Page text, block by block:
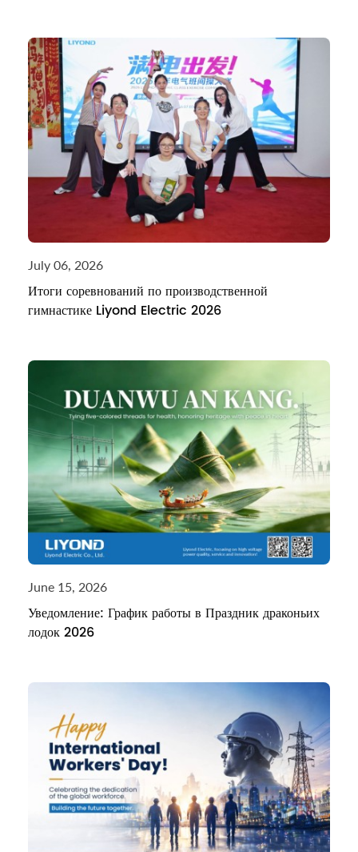
July 06, 2026
Итоги соревнований по производственной
гимнастике Liyond Electric 2026
June 15, 2026
Уведомление: График работы в Праздник драконьих
лодок 2026